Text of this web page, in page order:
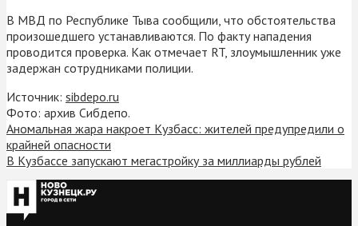
В МВД по Республике Тыва сообщили, что обстоятельства
произошедшего устанавливаются. По факту нападения
проводится проверка. Как отмечает RT, злоумышленник уже
задержан сотрудниками полиции.
Источник: sibdepo.ru
Фото: архив Сибдепо.
Аномальная жара накроет Кузбасс: жителей предупредили о
крайней опасности
В Кузбассе запускают мегастройку за миллиарды рублей